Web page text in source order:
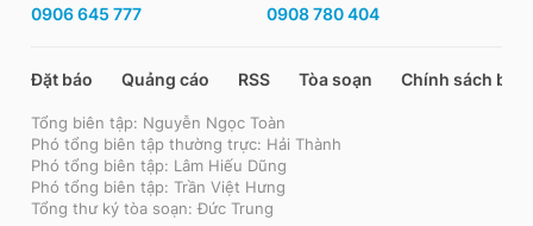
0906 645 777 0908 780 404
Đặt báo Quảng cáo RSS Tòa soạn Chính sách bảo
Tổng biên tập: Nguyễn Ngọc Toàn
Phó tổng biên tập thường trực: Hải Thành
Phó tổng biên tập: Lâm Hiếu Dũng
Phó tổng biên tập: Trần Việt Hưng
Tổng thư ký tòa soạn: Đức Trung